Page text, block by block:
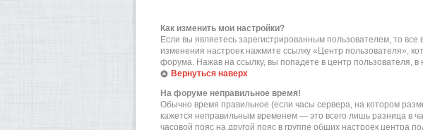
Как изменить мои настройки?
Если вы являетесь зарегистрированным пользователем, то
изменения настроек нажмите ссылку «Центр пользователя»,
форума. Нажав на ссылку, вы попадете в центр пользователя, в
Вернуться наверх
На форуме неправильное время!
Обычно время правильное (если часы сервера, на котором
кажется неправильным временем — это всего лишь разница в
часовой пояс на другой пояс в группе общих настроек центра